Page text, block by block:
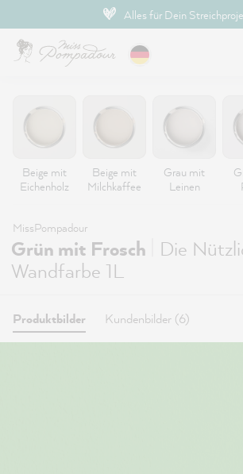
Hochdeckende Premium-
Beige mit
Eichenholz
Beige mit
Milchkaffee
Grau mit
Leinen
MissPompadour
Grün mit Frosch
Die
Wandfarbe 1L
Produktbilder Kundenbilder (6)